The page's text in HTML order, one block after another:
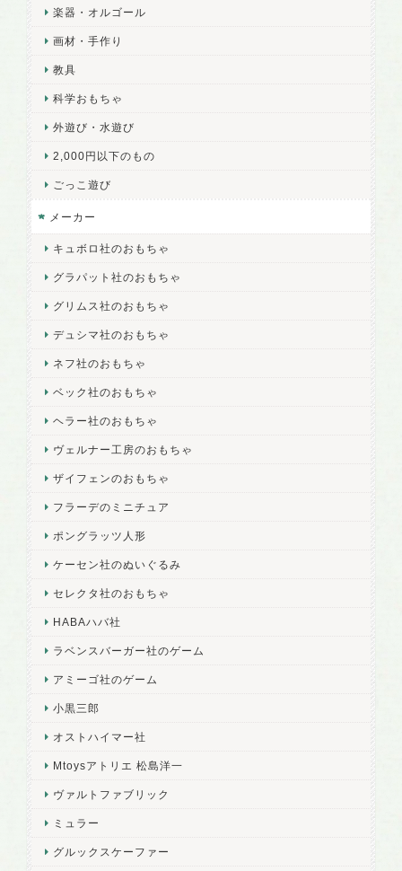
楽器・オルゴール
画材・手作り
教具
科学おもちゃ
外遊び・水遊び
2,000円以下のもの
ごっこ遊び
メーカー
キュボロ社のおもちゃ
グラパット社のおもちゃ
グリムス社のおもちゃ
デュシマ社のおもちゃ
ネフ社のおもちゃ
ベック社のおもちゃ
ヘラー社のおもちゃ
ヴェルナー工房のおもちゃ
ザイフェンのおもちゃ
フラーデのミニチュア
ポングラッツ人形
ケーセン社のぬいぐるみ
セレクタ社のおもちゃ
HABAハバ社
ラベンスバーガー社のゲーム
アミーゴ社のゲーム
小黒三郎
オストハイマー社
Mtoysアトリエ 松島洋一
ヴァルトファブリック
ミュラー
グルックスケーファー